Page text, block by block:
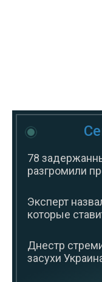
78
разгромили
Эксперт
которые
Днестр
засухи